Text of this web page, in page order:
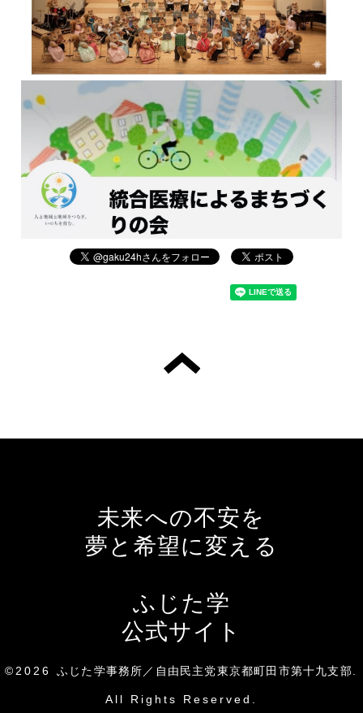
未来への不安を
夢と希望に変える
ふじた学
公式サイト
©2026ふじた学事務所／自由民主党東京都町田市第十九支部
All Rights Reserved.